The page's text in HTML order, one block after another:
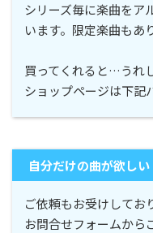
シリーズ毎に楽曲をア
います。限定楽曲もあ
買ってくれると…うれ
ショップページは下記
自分だけの曲が欲し
ご依頼もお受けしてお
お問合せフォームから